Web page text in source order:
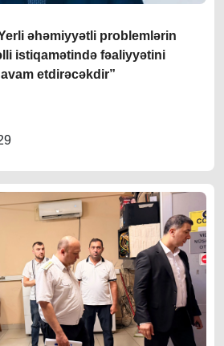
əhəmiyyətli problemlərin
istiqamətində fəaliyyətini
etdirəcəkdir”